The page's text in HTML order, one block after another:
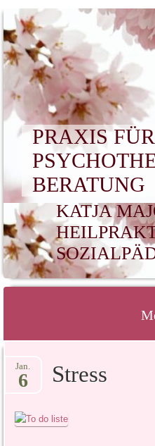
PRAXIS FÜR
BERATUNG
KATJA
zum
Inhalt
Stress
Jan.
6